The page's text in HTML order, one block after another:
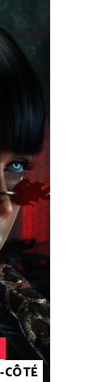
CÔTÉ